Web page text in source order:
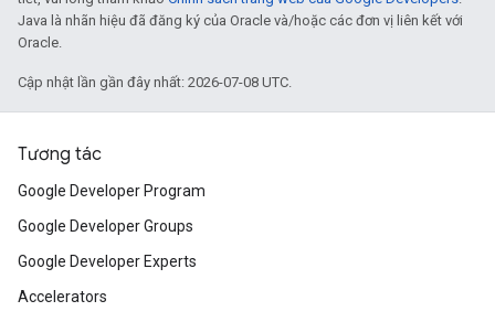
Java là nhãn hiệu đã đăng ký của Oracle và/hoặc các đơn vị liên kết với
Oracle.
Cập nhật lần gần đây nhất: 2026-07-08 UTC.
Tương tác
Google Developer Program
Google Developer Groups
Google Developer Experts
Accelerators